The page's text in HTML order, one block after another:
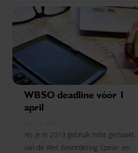
eerste verzoek.
WBSO deadline vóór 1
april
Als je in 2019 gebruik hebt gemaakt
van de Wet Bevordering Speur- en